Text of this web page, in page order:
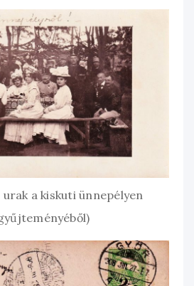
urak a kiskuti ünnepélyen